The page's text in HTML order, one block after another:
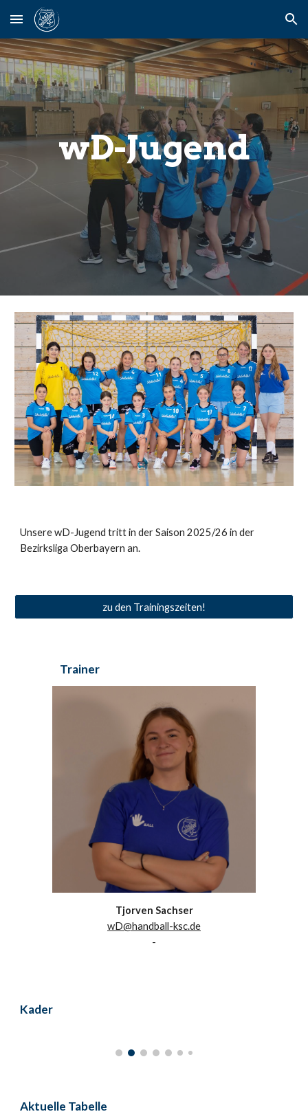
Skip to main content Skip to navigation
wD-Jugend
UnserewD-Jugend tritt in der Saison 2025/26 in der
Bezirksliga Oberbayern an.
zu den Trainingszeiten!
Trainer
Tjorven Sachser
wD@handball-ksc.de
-
Kader
Aktuelle Tabelle